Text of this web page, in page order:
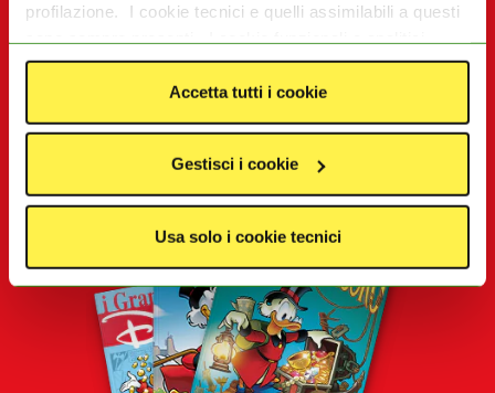
profilazione. I cookie tecnici e quelli assimilabili a questi
sono sempre presenti. I cookie funzionali e analitici
consentono di migliorare le funzionalità del sito
monitorando l’utilizzo del sito stesso. I cookie di
profilazione e le tecnologie assimilabili, quali pixel e tag,
agli interessi degli utenti. I dati da essi generati possono
essere condivisi con terze parti tra cui Google, Facebook
Accetta tutti i cookie”. Se vuoi invece differenziare le
tue preferenze o negare il consenso clicca su“Gestisci i
o “Usa solo i cookie tecnici”. Cliccando su
"Usa solo i Cookie tecnici"o sullaXdi chiusura di
Accetta tutti i cookie
Gestisci i cookie
Usa solo i cookie tecnici
Acquista Topolino